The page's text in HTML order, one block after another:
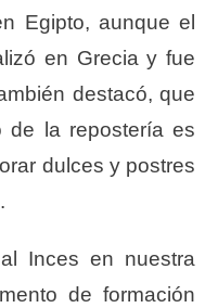
Egipto, aunque el
en Grecia y fue
destacó, que
de la repostería es
dulces y postres
Inces en nuestra
de formación